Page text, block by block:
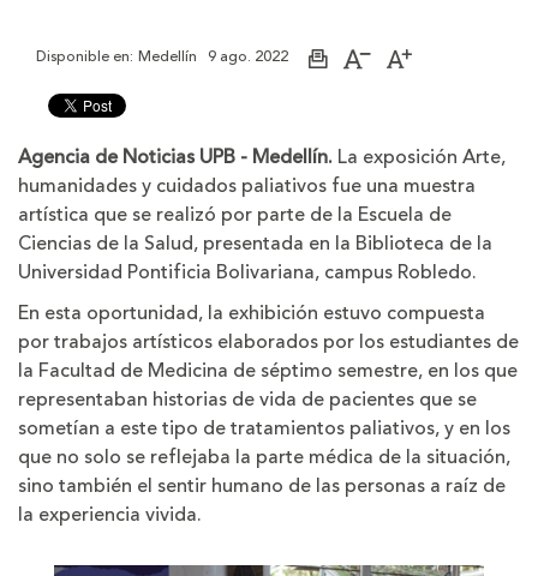
Disponible en: Medellín 9 ago. 2022
ImprimirAumentar
letra
Disminuir
letra
Agencia de Noticias UPB - Medellín. La exposición Arte,
humanidades y cuidados paliativos fue una muestra
artística que se realizó por parte de la Escuela de
Ciencias de la Salud, presentada en la Biblioteca de la
Universidad Pontificia Bolivariana, campus Robledo.
En esta oportunidad, la exhibición estuvo compuesta
por trabajos artísticos elaborados por los estudiantes de
la Facultad de Medicina de séptimo semestre, en los que
representaban historias de vida de pacientes que se
sometían a este tipo de tratamientos paliativos, y en los
que no solo se reflejaba la parte médica de la situación,
sino también el sentir humano de las personas a raíz de
la experiencia vivida.